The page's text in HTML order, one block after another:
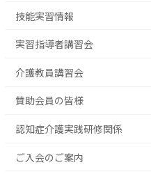
技能実習情報
実習指導者講習会
介護教員講習会
賛助会員の皆様
認知症介護実践研修関係
ご入会のご案内